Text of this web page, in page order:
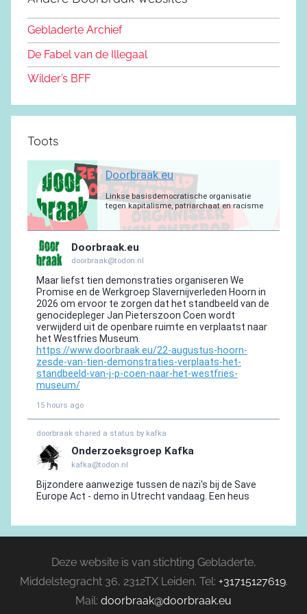
n
m
b
o
o
Gebladerte Archief
De Fabel van de Illegaal
Wilder’s BFF
Toots
Deze website is van stichting Gebladerte,
Middelstegracht 36, 2312TX Leiden. Tel: +31715127619.
Mail: doorbraak@doorbraak.eu